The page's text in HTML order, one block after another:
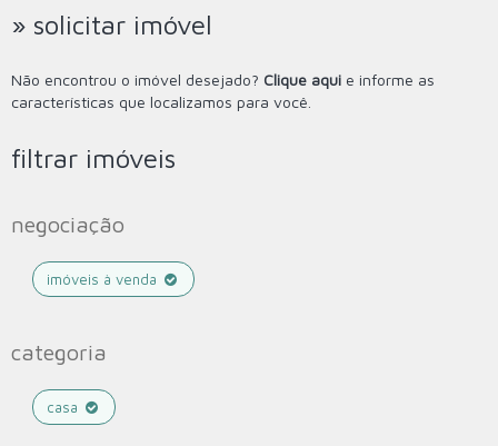
» solicitar imóvel
Não encontrou o imóvel desejado? Clique aqui e informe as
características que localizamos para você.
filtrar imóveis
negociação
imóveis à venda
categoria
casa